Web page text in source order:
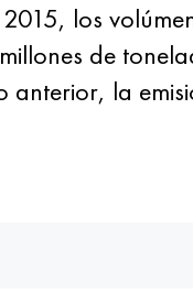
los
de
anterior, la